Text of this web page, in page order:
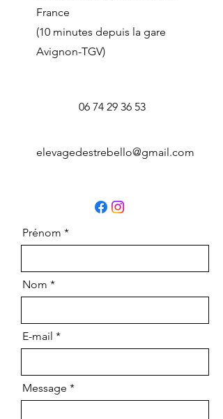
France
(10 minutes depuis la gare
Avignon-TGV)
06 74 29 36 53
elevagedestrebello@gmail.com
Prénom
Nom
E-mail
Message